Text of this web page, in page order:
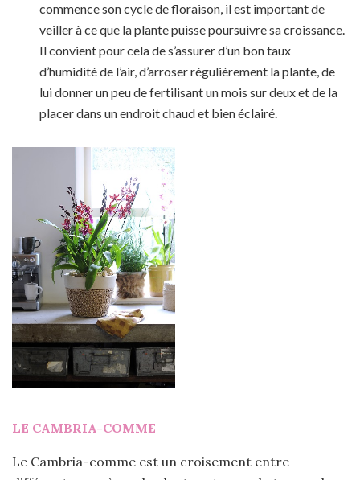
commence son cycle de floraison, il est important de
veiller à ce que la plante puisse poursuivre sa croissance.
Il convient pour cela de s’assurer d’un bon taux
d’humidité de l’air, d’arroser régulièrement la plante, de
lui donner un peu de fertilisant un mois sur deux et de la
placer dans un endroit chaud et bien éclairé.
LE CAMBRIA-COMME
Le Cambria-comme est un croisement entre